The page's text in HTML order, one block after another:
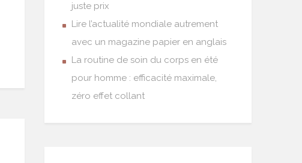
juste prix
Lire l’actualité mondiale autrement
avec un magazine papier en anglais
La routine de soin du corps en été
pour homme : efficacité maximale,
zéro effet collant